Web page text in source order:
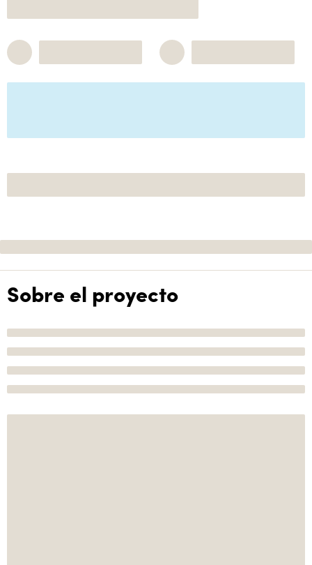
Sobre el proyecto